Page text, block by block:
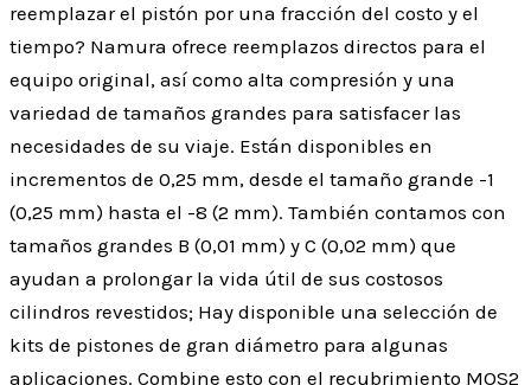
reemplazar el pistón por una fracción del costo y el
tiempo? Namura ofrece reemplazos directos para el
equipo original, así como alta compresión y una
variedad de tamaños grandes para satisfacer las
necesidades de su viaje. Están disponibles en
incrementos de 0,25 mm, desde el tamaño grande -1
(0,25 mm) hasta el -8 (2 mm). También contamos con
tamaños grandes B (0,01 mm) y C (0,02 mm) que
ayudan a prolongar la vida útil de sus costosos
cilindros revestidos; Hay disponible una selección de
kits de pistones de gran diámetro para algunas
aplicaciones. Combine esto con el recubrimiento MOS2